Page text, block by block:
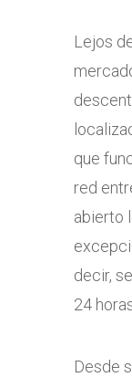
Lejos
que
red
abierto
decir,
24
Desde